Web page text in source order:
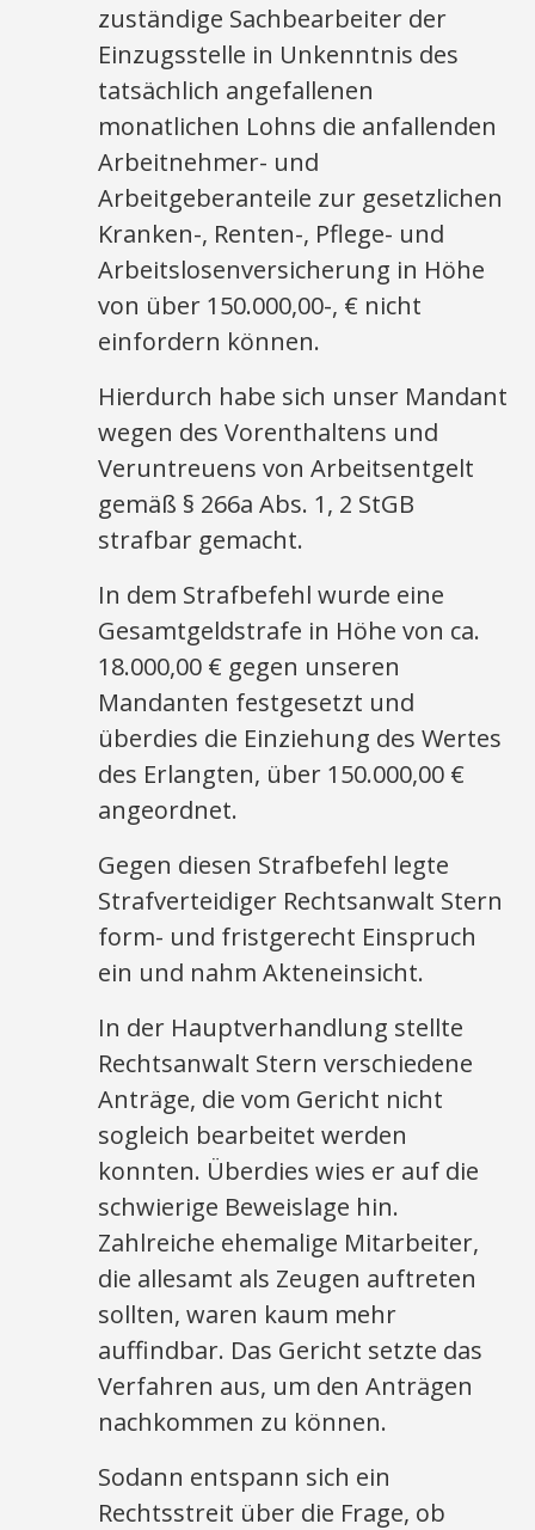
zuständige Sachbearbeiter der
Einzugsstelle in Unkenntnis des
tatsächlich angefallenen
monatlichen Lohns die anfallenden
Arbeitnehmer- und
Arbeitgeberanteile zur gesetzlichen
Kranken-, Renten-, Pflege- und
Arbeitslosenversicherung in Höhe
von über 150.000,00-, € nicht
einfordern können.
Hierdurch habe sich unser Mandant
wegen des Vorenthaltens und
Veruntreuens von Arbeitsentgelt
gemäß § 266a Abs. 1, 2 StGB
strafbar gemacht.
In dem Strafbefehl wurde eine
Gesamtgeldstrafe in Höhe von ca.
18.000,00 € gegen unseren
Mandanten festgesetzt und
überdies die Einziehung des Wertes
des Erlangten, über 150.000,00 €
angeordnet.
Gegen diesen Strafbefehl legte
Strafverteidiger Rechtsanwalt Stern
form- und fristgerecht Einspruch
ein und nahm Akteneinsicht.
In der Hauptverhandlung stellte
Rechtsanwalt Stern verschiedene
Anträge, die vom Gericht nicht
sogleich bearbeitet werden
konnten. Überdies wies er auf die
schwierige Beweislage hin.
Zahlreiche ehemalige Mitarbeiter,
die allesamt als Zeugen auftreten
sollten, waren kaum mehr
auffindbar. Das Gericht setzte das
Verfahren aus, um den Anträgen
nachkommen zu können.
Sodann entspann sich ein
Rechtsstreit über die Frage, ob